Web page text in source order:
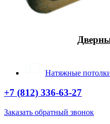
Натяжные
+7 (812) 336-63-27
Заказать обратный звонок